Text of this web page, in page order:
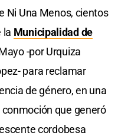
Ni Una Menos, cientos
la Municipalidad de
-por Urquiza
para reclamar
de género, en una
que generó
cordobesa